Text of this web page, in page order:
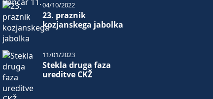
23. praznik
kozjanskega jabolka
04/10/2022
Stekla druga faza
ureditve CKŽ
11/01/2023